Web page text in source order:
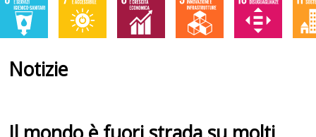
Notizie